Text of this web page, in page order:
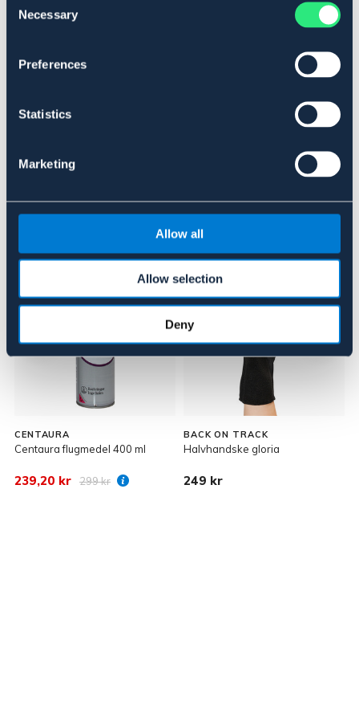
Selection
Necessary
Preferences
Statistics
Marketing
Allow all
Allow selection
Deny
Se lager i butik
Recensioner
Liknande produkter
CENTAURA
Centaura flugmedel 400 ml
239,20 kr 299 kr
BACK ON TRACK
Halvhandske gloria
249 kr